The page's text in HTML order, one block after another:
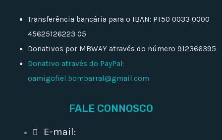
Transferência bancária para o IBAN: PT50 0033 0000
45625126223 05
Donativos por MBWAY através do número 912366395
Donativo através do PayPal:
oamigofiel.bombarral@gmail.com
FALE CONNOSCO
E-mail: